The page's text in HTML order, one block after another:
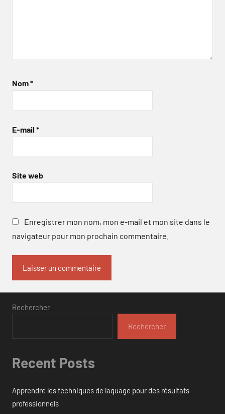
Nom*
E-mail *
Site web
Enregistrer mon nom, mon e-mail et mon site dans le
navigateur pour mon prochain commentaire.
Rechercher
Rechercher
Recent Posts
Apprendre les techniques de laquage pour des résultats
professionnels